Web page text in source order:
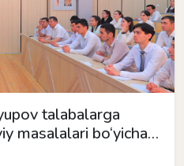
talabalarga
masalalari bo‘yicha